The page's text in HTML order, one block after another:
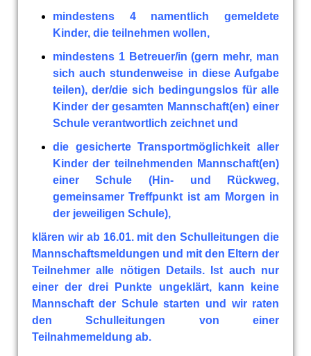
mindestens 4 namentlich gemeldete
Kinder, die teilnehmen wollen,
mindestens 1 Betreuer/in (gern mehr, man
sich auch stundenweise in diese Aufgabe
teilen), der/die sich bedingungslos für alle
Kinder der gesamten Mannschaft(en) einer
Schule verantwortlich zeichnet und
die gesicherte Transportmöglichkeit aller
Kinder der teilnehmenden Mannschaft(en)
einer Schule (Hin- und Rückweg,
gemeinsamer Treffpunkt ist am Morgen in
der jeweiligen Schule),
klären wir ab 16.01. mit den Schulleitungen die
Mannschaftsmeldungen und mit den Eltern der
Teilnehmer alle nötigen Details. Ist auch nur
einer der drei Punkte ungeklärt, kann keine
Mannschaft der Schule starten und wir raten
den Schulleitungen von einer
Teilnahmemeldung ab.